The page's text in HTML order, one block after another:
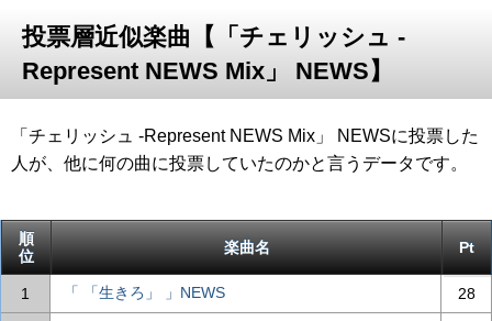
投票層近似楽曲【「チェリッシュ -
Represent NEWS Mix」 NEWS】
「チェリッシュ -Represent NEWS Mix」 NEWSに投票した
人が、他に何の曲に投票していたのかと言うデータです。
順
位
楽曲名 Pt
1 「 「生きろ」 」NEWS 28